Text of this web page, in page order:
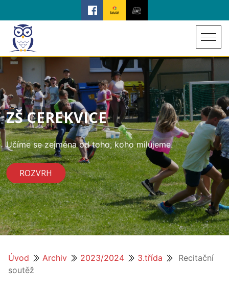
ZŠ CEREKVICE
Učíme se zejména od toho, koho milujeme.
ROZVRH
Úvod Archiv 2023/2024 3.třída
Recitační
soutěž